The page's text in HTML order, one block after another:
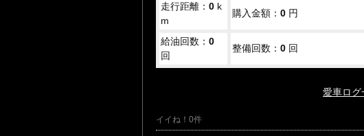
走行距離： 0 k
m
購入金額： 0 円
給油回数： 0
回
整備回数： 0 回
愛車ログ
イイね！0件